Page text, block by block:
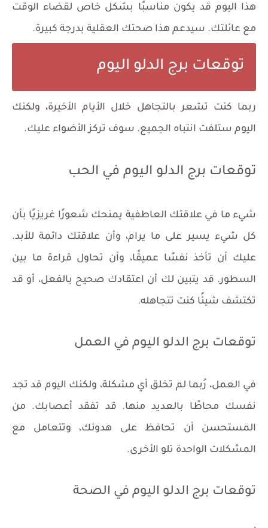
هذا اليوم قد يكون مناسبًا بشكل خاص لقضاء الوقت
مع عائلتك. سيدعم هذا صحتك العقلية بدرجة كبيرة.
توقعات برج الدلو اليوم
ربما كنت تشعر بالتجاهل خلال الأيام الأخيرة، ولكنك
اليوم ستلفت انتباه الجميع. سوف تركز الأضواء عليك.
توقعات برج الدلو اليوم في الحب
شيء ما في علاقتك العاطفية يمنحك شعورًا غريزيًا بأن
كل شيء يسير على ما يرام، وأن علاقتك دائمة للأبد.
عليك أن تأخذ نفسًا عميقًا، وأن تحاول قراءة ما بين
السطور. قد يتبين لك أن اعتقادك صحيح بالفعل، أو قد
تكتشف شيئًا كنت تتجاهله.
توقعات برج الدلو اليوم في العمل
في العمل، رُبما لم تخلق أي مشكلة، ولكنك اليوم قد تجد
نفسك محاطًا بالعديد منها. قد تفقد أعصابك. من
المستحسن أن تحافظ على هدوئك، وتتعامل مع
المشكلات الواحدة تلو الأخرى.
توقعات برج الدلو اليوم في الصحة